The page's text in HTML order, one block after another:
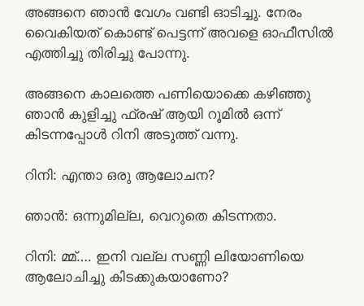
അങ്ങനെ ഞാൻ വേഗം വണ്ടി ഓടിച്ചു. നേരം
വൈകിയത് കൊണ്ട് പെട്ടന്ന് അവളെ ഓഫീസിൽ
എത്തിച്ചു തിരിച്ചു പോന്നു.
അങ്ങനെ കാലത്തെ പണിയൊക്കെ കഴിഞ്ഞു
ഞാൻ കുളിച്ചു ഫ്രഷ് ആയി റൂമിൽ ഒന്ന്
കിടന്നപ്പോൾ റിനി അടുത്ത് വന്നു.
റിനി: എന്താ ഒരു ആലോചന?
ഞാൻ: ഒന്നുമില്ല, വെറുതെ കിടന്നതാ.
റിനി: മ്മ്…. ഇനി വല്ല സണ്ണി ലിയോണിയെ
ആലോചിച്ചു കിടക്കുകയാണോ?